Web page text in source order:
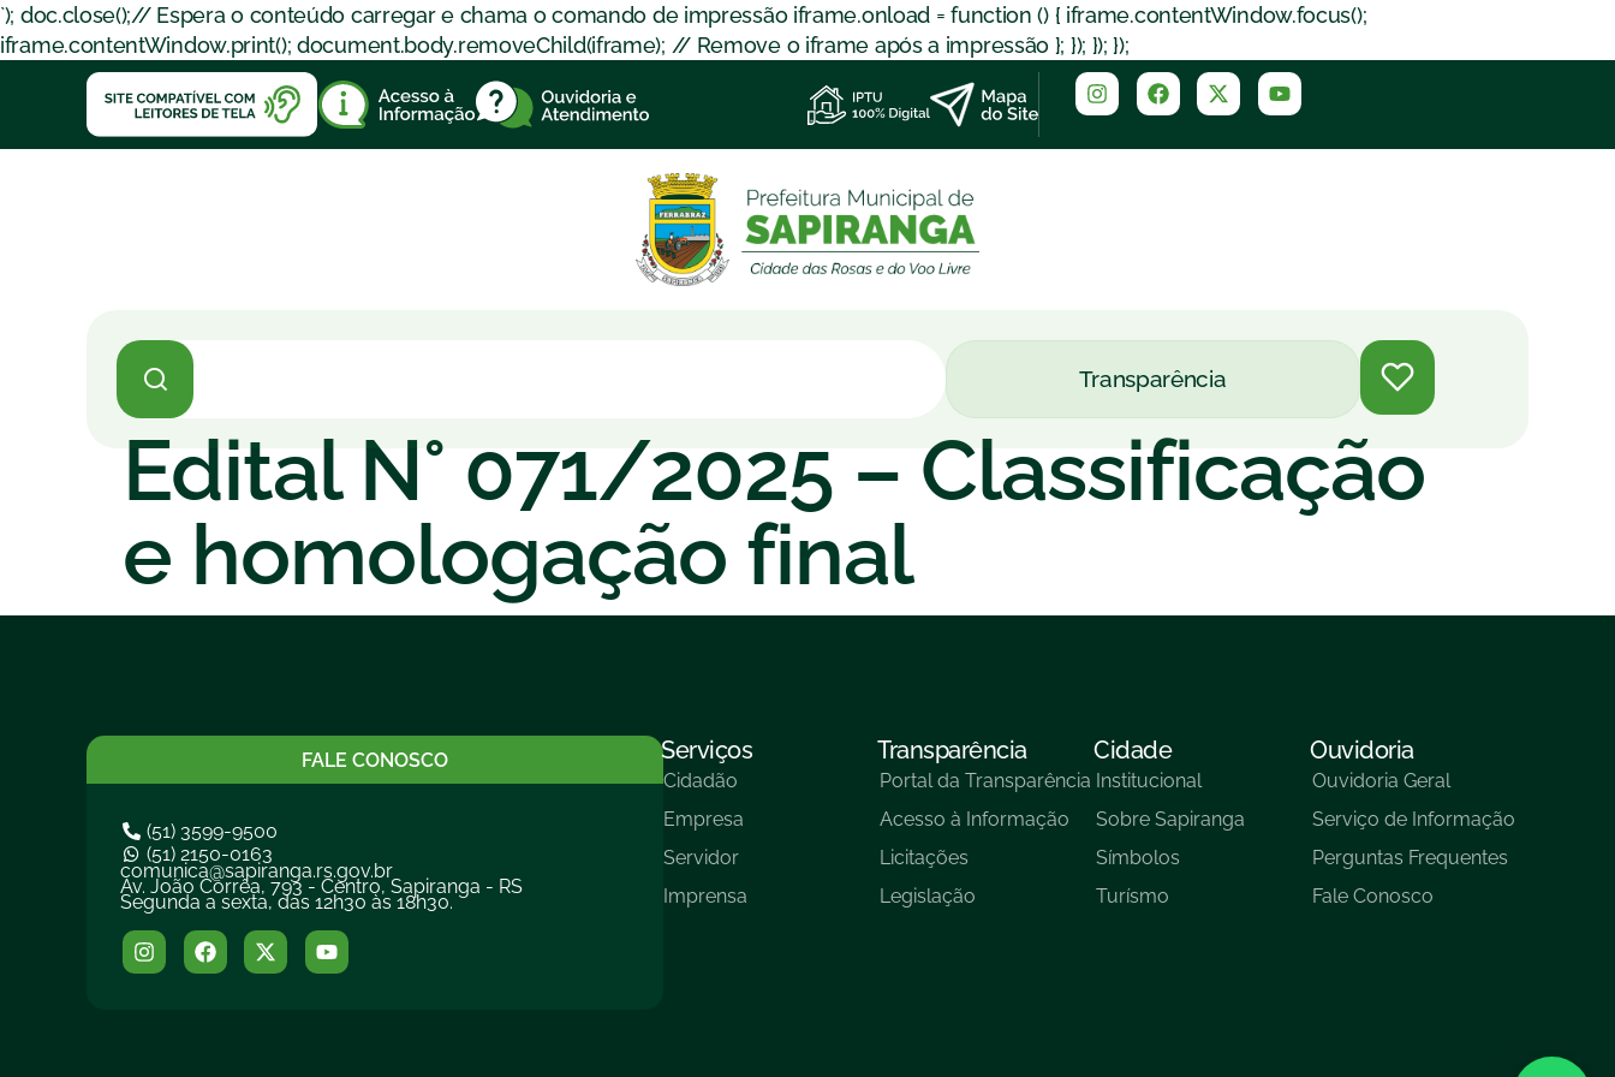
`); doc.close();// Espera o conteúdo carregar e chama o comando de impressão iframe.onload = function () { iframe.contentWindow.focus();
iframe.contentWindow.print(); document.body.removeChild(iframe); // Remove o iframe após a impressão }; }); }); });
Transparência
Edital N° 071/2025 – Classificação
e homologação final
FALE CONOSCO
(51) 3599-9500
(51) 2150-0163
comunica@sapiranga.rs.gov.br
Av. João Corrêa, 793 - Centro, Sapiranga - RS
Segunda a sexta, das 12h30 às 18h30.
Serviços
Cidadão
Empresa
Servidor
Imprensa
Transparência
Portal da Transparência
Acesso à Informação
Licitações
Legislação
Cidade
Institucional
Sobre Sapiranga
Símbolos
Turísmo
Ouvidoria
Ouvidoria Geral
Serviço de Informação
Perguntas Frequentes
Fale Conosco